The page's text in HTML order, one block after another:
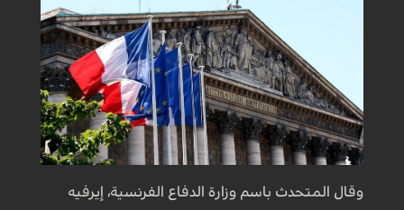
وقال المتحدث باسم وزارة الدفاع الفرنسية، إيرفيه